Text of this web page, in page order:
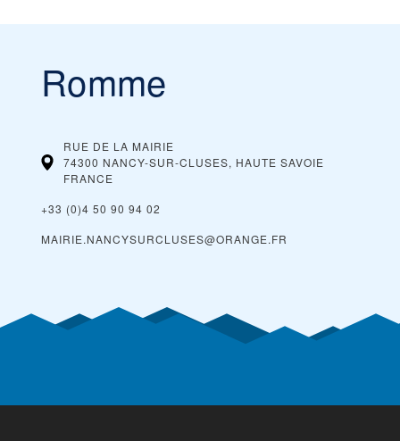
Romme
RUE DE LA MAIRIE
74300 NANCY-SUR-CLUSES, HAUTE SAVOIE
FRANCE
+33 (0)4 50 90 94 02
MAIRIE.NANCYSURCLUSES@ORANGE.FR